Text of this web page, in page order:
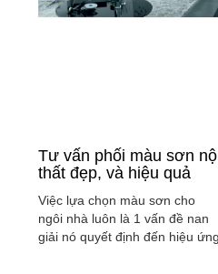
Tư vấn phối màu sơn
thất đẹp, và hiệu quả
Việc lựa chọn màu sơn cho
ngôi nhà luôn là 1 vấn đề nan
giải nó quyết định đến hiệu